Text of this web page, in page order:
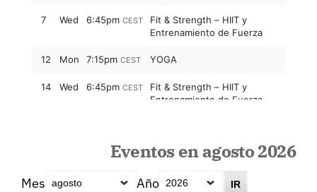
Eventos en agosto 2026
Mes Año